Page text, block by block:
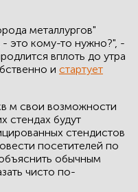
металлургов"
- это кому-то нужно?", -
вплоть до утра
и стартует
м свои возможности
стендах будут
стендистов
посетителей по
обычным
чисто по-